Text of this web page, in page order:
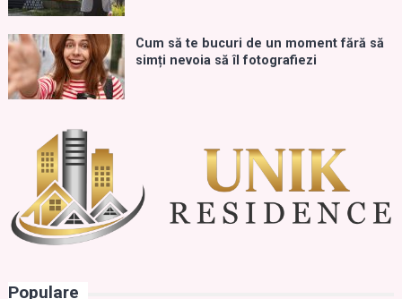
Cum să te bucuri de un moment fără să
simți nevoia să îl fotografiezi
Populare